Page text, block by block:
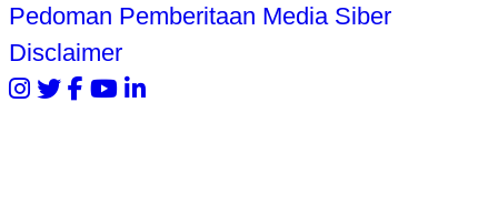
Pedoman Pemberitaan Media Siber
Disclaimer